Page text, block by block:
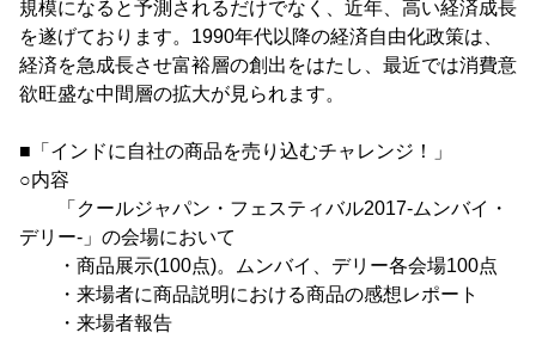
規模になると予測されるだけでなく、近年、高い経済成長
を遂げております。1990年代以降の経済自由化政策は、
経済を急成長させ富裕層の創出をはたし、最近では消費意
欲旺盛な中間層の拡大が見られます。
■「インドに自社の商品を売り込むチャレンジ！」
○内容
「クールジャパン・フェスティバル2017-ムンバイ・
デリー-」の会場において
・商品展示(100点)。ムンバイ、デリー各会場100点
・来場者に商品説明における商品の感想レポート
・来場者報告